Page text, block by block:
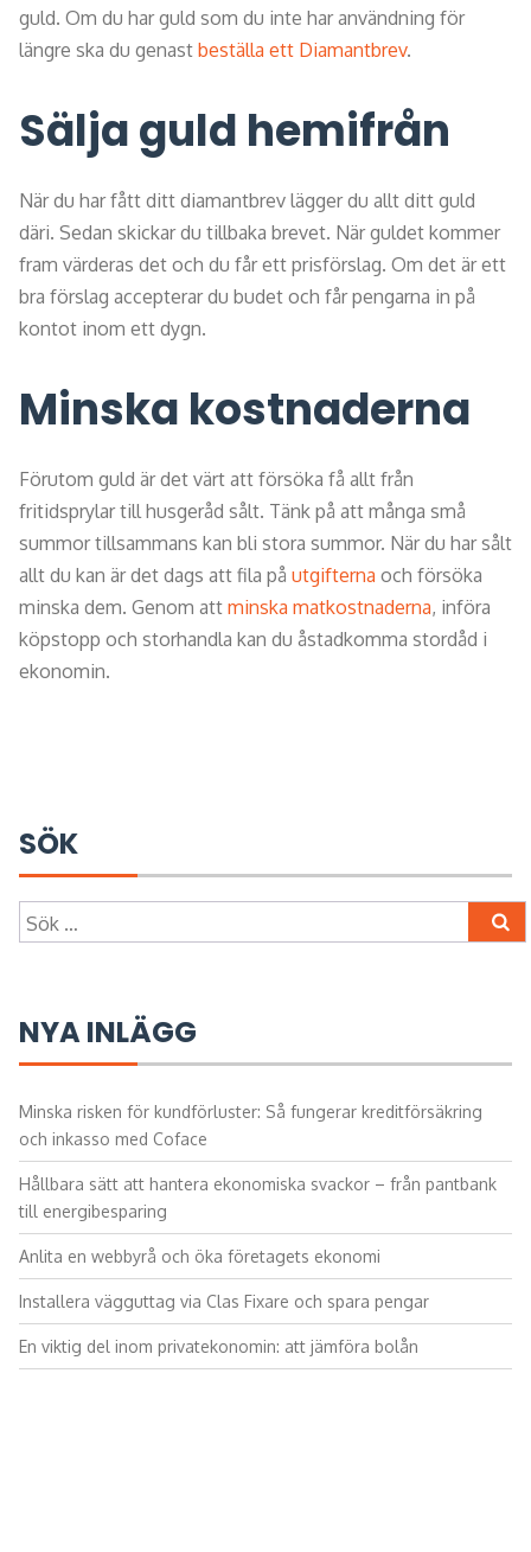
guld. Om du har guld som du inte har användning för
längre ska du genast beställa ett Diamantbrev.
Sälja guld hemifrån
När du har fått ditt diamantbrev lägger du allt ditt guld
däri. Sedan skickar du tillbaka brevet. När guldet kommer
fram värderas det och du får ett prisförslag. Om det är ett
bra förslag accepterar du budet och får pengarna in på
kontot inom ett dygn.
Minska kostnaderna
Förutom guld är det värt att försöka få allt från
fritidsprylar till husgeråd sålt. Tänk på att många små
summor tillsammans kan bli stora summor. När du har sålt
allt du kan är det dags att fila på utgifterna och försöka
minska dem. Genom att minska matkostnaderna, införa
köpstopp och storhandla kan du åstadkomma stordåd i
ekonomin.
SÖK
Sök
efter:
NYA INLÄGG
Minska risken för kundförluster: Så fungerar kreditförsäkring
och inkasso med Coface
Hållbara sätt att hantera ekonomiska svackor – från pantbank
till energibesparing
Anlita en webbyrå och öka företagets ekonomi
Installera vägguttag via Clas Fixare och spara pengar
En viktig del inom privatekonomin: att jämföra bolån